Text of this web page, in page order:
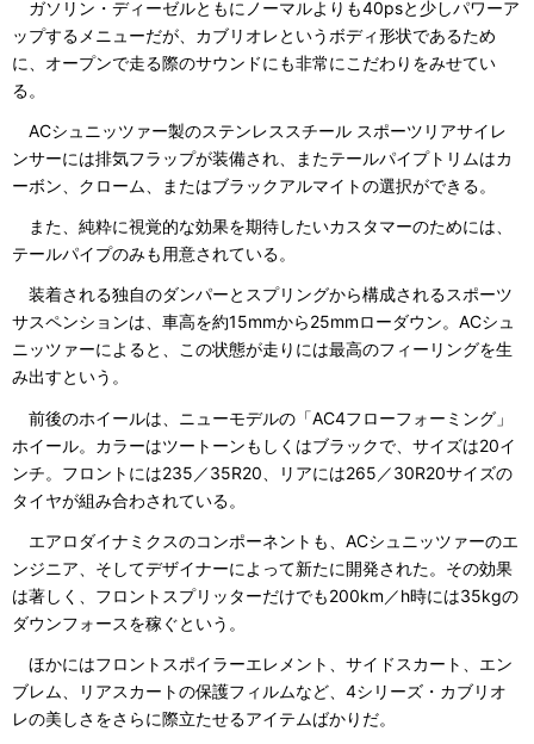
ガソリン・ディーゼルともにノーマルよりも40psと少しパワーア
ップするメニューだが、カブリオレというボディ形状であるため
に、オープンで走る際のサウンドにも非常にこだわりをみせてい
る。
ACシュニッツァー製のステンレススチール スポーツリアサイレ
ンサーには排気フラップが装備され、またテールパイプトリムはカ
ーボン、クローム、またはブラックアルマイトの選択ができる。
また、純粋に視覚的な効果を期待したいカスタマーのためには、
テールパイプのみも用意されている。
装着される独自のダンパーとスプリングから構成されるスポーツ
サスペンションは、車高を約15mmから25mmローダウン。ACシュ
ニッツァーによると、この状態が走りには最高のフィーリングを生
み出すという。
前後のホイールは、ニューモデルの「AC4フローフォーミング」
ホイール。カラーはツートーンもしくはブラックで、サイズは20イ
ンチ。フロントには235／35R20、リアには265／30R20サイズの
タイヤが組み合わされている。
エアロダイナミクスのコンポーネントも、ACシュニッツァーのエ
ンジニア、そしてデザイナーによって新たに開発された。その効果
は著しく、フロントスプリッターだけでも200km／h時には35kgの
ダウンフォースを稼ぐという。
ほかにはフロントスポイラーエレメント、サイドスカート、エン
ブレム、リアスカートの保護フィルムなど、4シリーズ・カブリオ
レの美しさをさらに際立たせるアイテムばかりだ。